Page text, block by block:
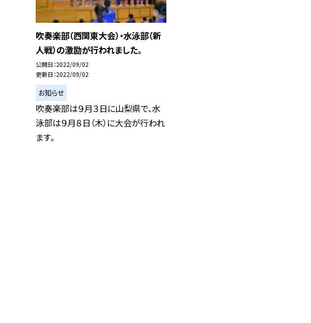
吹奏楽部（西関東大会）・水泳部（新
人戦）の激励が行われました。
公開日 2022/09/02
更新日 2022/09/02
お知らせ
吹奏楽部は９月３日に山梨県で、水
泳部は９月８日（木）に大会が行われ
ます。